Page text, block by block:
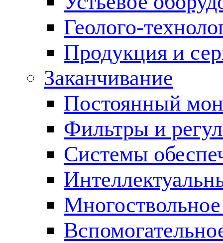
Геолого-
Продукция и
Заканчивание
Постоянный
Фильтры и
Cистемы